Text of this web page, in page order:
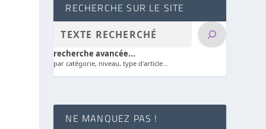
RECHERCHE SUR LE SITE
recherche avancée...
par catégorie, niveau, type d'article...
NE MANQUEZ PAS !